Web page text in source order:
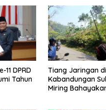
DPRD
Tahun
Tiang Jaringan
Kabandungan
Miring